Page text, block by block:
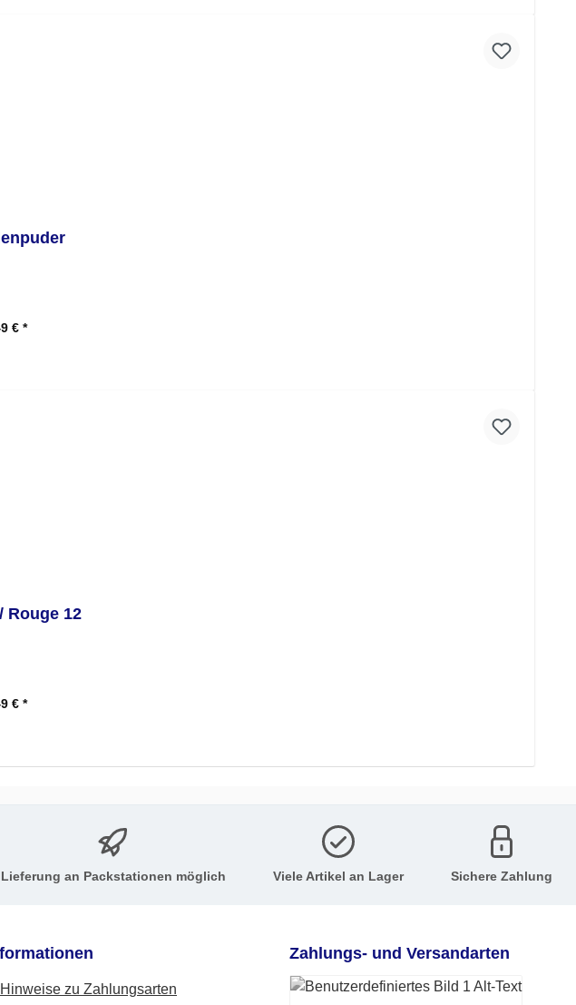
€ *
Preis:
Rouge 12
€ *
Preis:
Lieferung an Packstationen möglich Viele Artikel an Lager Sichere Zahlung
Hinweise zu Zahlungsarten
Zahlungs- und Versandarten